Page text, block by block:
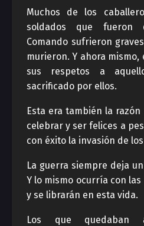
Muchos de los
soldados que fueron
Comando sufrieron
murieron. Y ahora
sus respetos a
sacrificado por ellos.
Esta era también la
celebrar y ser felices a
con éxito la invasión de
La guerra siempre deja
Y lo mismo ocurría con
y se librarán en esta vida.
Los que quedaban